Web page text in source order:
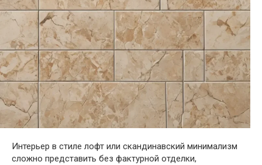
Интерьер в стиле лофт или скандинавский минимализм
сложно представить без фактурной отделки,